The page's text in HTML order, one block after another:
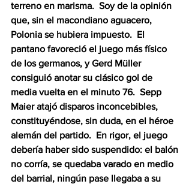
terreno en marisma.  Soy de la opinión
que, sin el macondiano aguacero,
Polonia se hubiera impuesto.  El
pantano favoreció el juego más físico
de los germanos, y Gerd Müller
consiguió anotar su clásico gol de
media vuelta en el minuto 76.  Sepp
Maier atajó disparos inconcebibles,
constituyéndose, sin duda, en el héroe
alemán del partido.  En rigor, el juego
debería haber sido suspendido: el balón
no corría, se quedaba varado en medio
del barrial, ningún pase llegaba a su